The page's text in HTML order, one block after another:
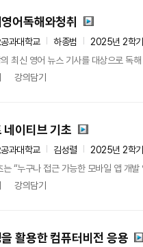
어독해와청취
과대학교 하종범
2025년 2학기
최신 영어 뉴스 기사를 대상으로 독
강의담기
네이티브 기초
과대학교 김성렬
2025년 2학기
는 “누구나 접근 가능한 모바일 앱 개
강의담기
활용한 컴퓨터비전 응용